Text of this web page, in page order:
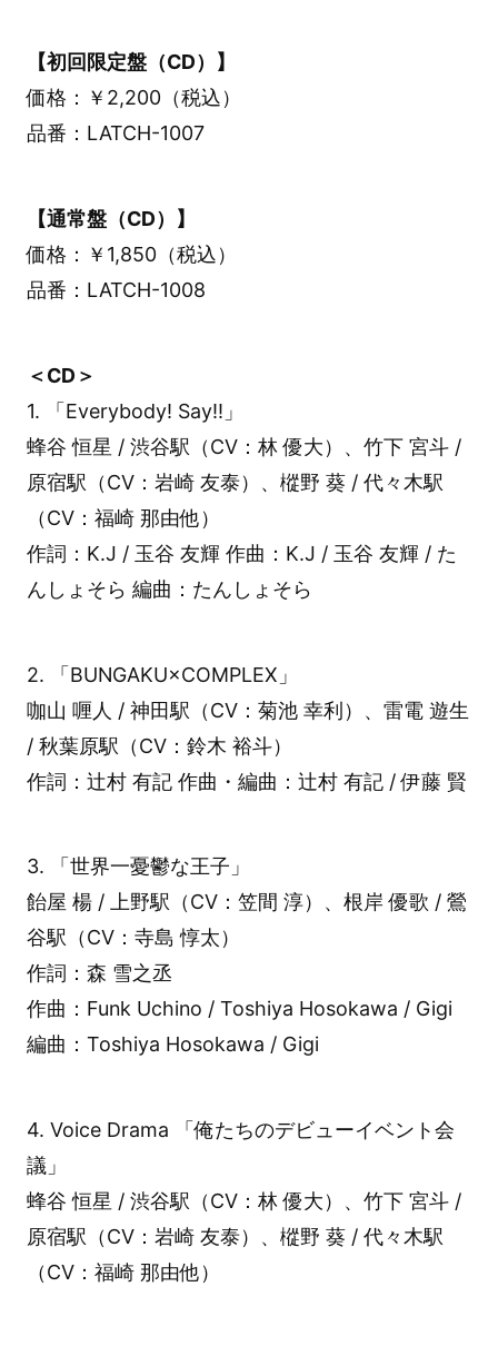
【初回限定盤（CD）】
価格：￥2,200（税込）
品番：LATCH-1007
【通常盤（CD）】
価格：￥1,850（税込）
品番：LATCH-1008
＜CD＞
1. 「Everybody! Say!!」
蜂谷 恒星 / 渋谷駅（CV：林 優大）、竹下 宮斗 /
原宿駅（CV：岩崎 友泰）、樅野 葵 / 代々木駅
（CV：福崎 那由他）
作詞：K.J / 玉谷 友輝 作曲：K.J / 玉谷 友輝 / た
んしょそら 編曲：たんしょそら
2. 「BUNGAKU×COMPLEX」
咖山 喱人 / 神田駅（CV：菊池 幸利）、雷電 遊生
/ 秋葉原駅（CV：鈴木 裕斗）
作詞：辻村 有記 作曲・編曲：辻村 有記 / 伊藤 賢
3. 「世界一憂鬱な王子」
飴屋 楊 / 上野駅（CV：笠間 淳）、根岸 優歌 / 鶯
谷駅（CV：寺島 惇太）
作詞：森 雪之丞
作曲：Funk Uchino / Toshiya Hosokawa / Gigi
編曲：Toshiya Hosokawa / Gigi
4. Voice Drama 「俺たちのデビューイベント会
議」
蜂谷 恒星 / 渋谷駅（CV：林 優大）、竹下 宮斗 /
原宿駅（CV：岩崎 友泰）、樅野 葵 / 代々木駅
（CV：福崎 那由他）